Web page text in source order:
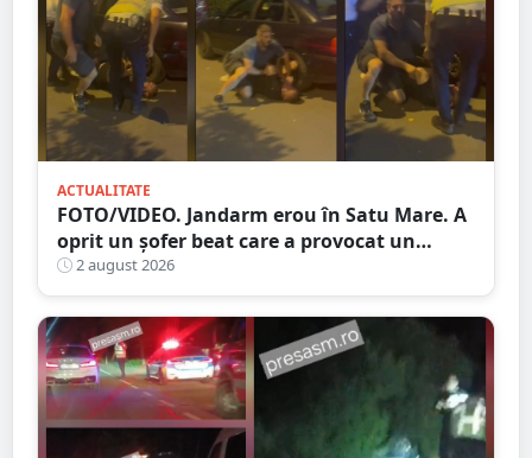
ACTUALITATE
FOTO/VIDEO. Jandarm erou în Satu Mare. A
oprit un șofer beat care a provocat un
accident
2 august 2026